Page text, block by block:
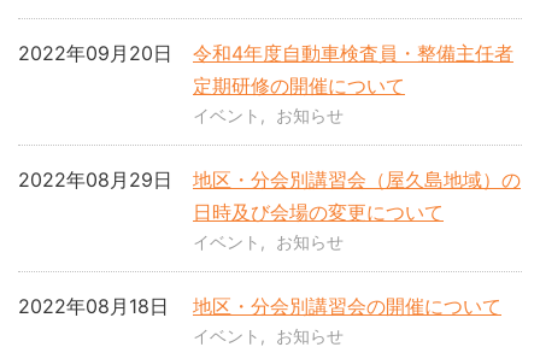
令和4年度自動車検査員・整備主任者
定期研修の開催について
2022年09月20日
イベント お知らせ
地区・分会別講習会（屋久島地域）の
日時及び会場の変更について
2022年08月29日
イベント お知らせ
地区・分会別講習会の開催について
2022年08月18日
イベント お知らせ